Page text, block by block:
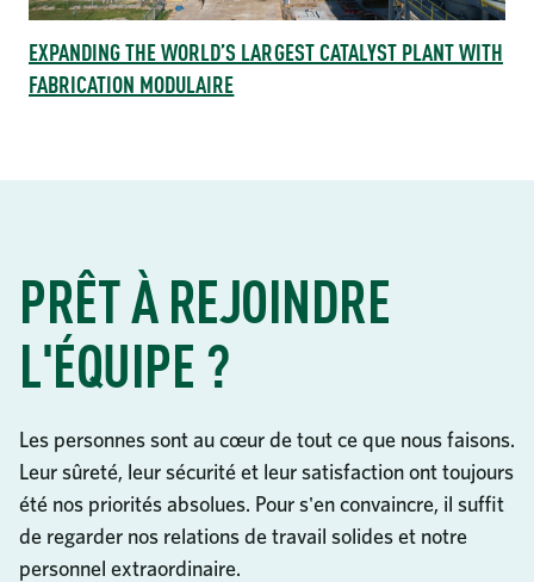
EXPANDING THE WORLD’S LARGEST CATALYST PLANT WITH
FABRICATION MODULAIRE
PRÊT À REJOINDRE
L'ÉQUIPE ?
Les personnes sont au cœur de tout ce que nous faisons.
Leur sûreté, leur sécurité et leur satisfaction ont toujours
été nos priorités absolues. Pour s'en convaincre, il suffit
de regarder nos relations de travail solides et notre
personnel extraordinaire.